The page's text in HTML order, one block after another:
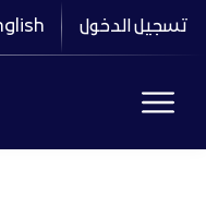
تجاوز
إلى
الرئيسي
تسجيل الدخول